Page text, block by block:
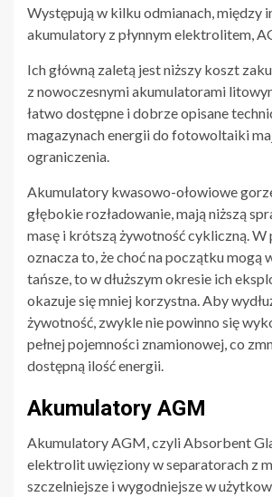
Występują w kilku odmianach, między
akumulatory z płynnym elektrolitem,
Ich główną zaletą jest niższy koszt
z nowoczesnymi akumulatorami
łatwo dostępne i dobrze opisane
magazynach energii do fotowoltaiki
ograniczenia.
Akumulatory kwasowo-ołowiowe
głębokie rozładowanie, mają niższą
masę i krótszą żywotność cykliczną.
oznacza to, że choć na początku mogą
tańsze, to w dłuższym okresie ich
okazuje się mniej korzystna. Aby
żywotność, zwykle nie powinno się
pełnej pojemności znamionowej, co
dostępną ilość energii.
Akumulatory AGM
Akumulatory AGM, czyli Absorbent
elektrolit uwięziony w separatorach z
szczelniejsze i wygodniejsze w